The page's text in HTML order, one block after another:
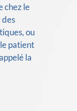
chez le
des
ou
patient
la